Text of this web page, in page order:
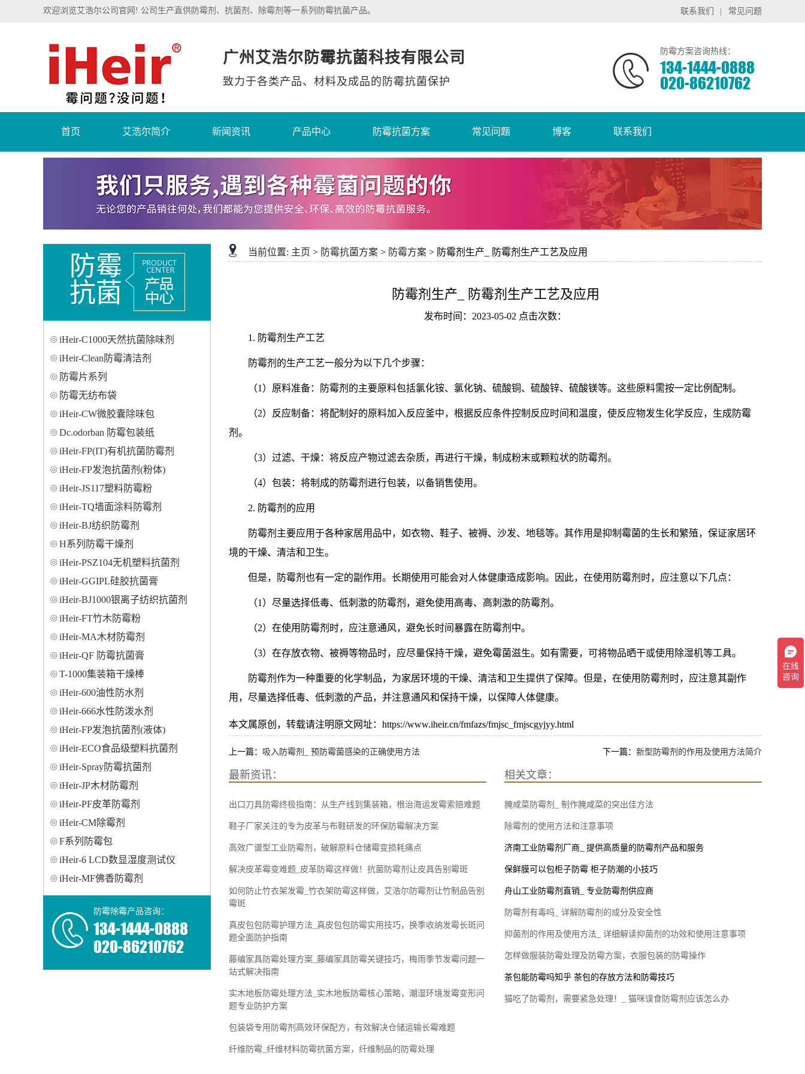
欢迎浏览艾浩尔公司官网! 公司生产直供防霉剂、抗菌剂、除霉剂等一系列防霉抗菌产品。 联系我们 常见问题
广州艾浩尔防霉抗菌科技有限公司
致力于各类产品、材料及成品的防霉抗菌保护
防霉方案咨询热线：
134-1444-0888
020-86210762
首页 艾浩尔简介 新闻资讯 产品中心 防霉抗菌方案 常见问题 博客 联系我们
防霉
抗菌
iHeir-C1000天然抗菌除味剂
iHeir-Clean防霉清洁剂
防霉片系列
防霉无纺布袋
iHeir-CW微胶囊除味包
Dc.odorban 防霉包装纸
iHeir-FP(IT)有机抗菌防霉剂
iHeir-FP发泡抗菌剂(粉体)
iHeir-JS117塑料防霉粉
iHeir-TQ墙面涂料防霉剂
iHeir-BJ纺织防霉剂
H系列防霉干燥剂
iHeir-PSZ104无机塑料抗菌剂
iHeir-GGIPL硅胶抗菌膏
iHeir-BJ1000银离子纺织抗菌剂
iHeir-FT竹木防霉粉
iHeir-MA木材防霉剂
iHeir-QF 防霉抗菌膏
T-1000集装箱干燥棒
iHeir-600油性防水剂
iHeir-666水性防泼水剂
iHeir-FP发泡抗菌剂(液体)
iHeir-ECO食品级塑料抗菌剂
iHeir-Spray防霉抗菌剂
iHeir-JP木材防霉剂
iHeir-PF皮革防霉剂
iHeir-CM除霉剂
F系列防霉包
iHeir-6 LCD数显湿度测试仪
iHeir-MF佛香防霉剂
防霉除霉产品咨询：
134-1444-0888
020-86210762
当前位置: 主页 > 防霉抗菌方案 > 防霉方案 > 防霉剂生产_ 防霉剂生产工艺及应用
防霉剂生产_ 防霉剂生产工艺及应用
发布时间：2023-05-02 点击次数：
1. 防霉剂生产工艺
防霉剂的生产工艺一般分为以下几个步骤：
（1）原料准备：防霉剂的主要原料包括氯化铵、氯化钠、硫酸铜、硫酸锌、硫酸镁等。这些原料需按一定比例配制。
（2）反应制备：将配制好的原料加入反应釜中，根据反应条件控制反应时间和温度，使反应物发生化学反应，生成防霉
剂。
（3）过滤、干燥：将反应产物过滤去杂质，再进行干燥，制成粉末或颗粒状的防霉剂。
（4）包装：将制成的防霉剂进行包装，以备销售使用。
2. 防霉剂的应用
防霉剂主要应用于各种家居用品中，如衣物、鞋子、被褥、沙发、地毯等。其作用是抑制霉菌的生长和繁殖，保证家居环
境的干燥、清洁和卫生。
但是，防霉剂也有一定的副作用。长期使用可能会对人体健康造成影响。因此，在使用防霉剂时，应注意以下几点：
（1）尽量选择低毒、低刺激的防霉剂，避免使用高毒、高刺激的防霉剂。
（2）在使用防霉剂时，应注意通风，避免长时间暴露在防霉剂中。
（3）在存放衣物、被褥等物品时，应尽量保持干燥，避免霉菌滋生。如有需要，可将物品晒干或使用除湿机等工具。
防霉剂作为一种重要的化学制品，为家居环境的干燥、清洁和卫生提供了保障。但是，在使用防霉剂时，应注意其副作
用，尽量选择低毒、低刺激的产品，并注意通风和保持干燥，以保障人体健康。
本文属原创，转载请注明原文网址：https://www.iheir.cn/fmfazs/fmjsc_fmjscgyjyy.html
上一篇： 吸入防霉剂_ 预防霉菌感染的正确使用方法 下一篇： 新型防霉剂的作用及使用方法简介
最新资讯：
出口刀具防霉终极指南：从生产线到集装箱，根治海运发霉索赔难题
鞋子厂家关注的专为皮革与布鞋研发的环保防霉解决方案
高效广谱型工业防霉剂，破解原料仓储霉变损耗痛点
解决皮革霉变难题_皮革防霉这样做！抗菌防霉剂让皮具告别霉斑
如何防止竹衣架发霉_竹衣架防霉这样做，艾浩尔防霉剂让竹制品告别
霉斑
真皮包包防霉护理方法_真皮包包防霉实用技巧，换季收纳发霉长斑问
题全面防护指南
藤编家具防霉处理方案_藤编家具防霉关键技巧，梅雨季节发霉问题一
站式解决指南
实木地板防霉处理方法_实木地板防霉核心策略，潮湿环境发霉变形问
题专业防护方案
包装袋专用防霉剂高效环保配方，有效解决仓储运输长霉难题
纤维防霉_纤维材料防霉抗菌方案，纤维制品的防霉处理
相关文章：
腌咸菜防霉剂_ 制作腌咸菜的突出佳方法
除霉剂的使用方法和注意事项
济南工业防霉剂厂商_ 提供高质量的防霉剂产品和服务
保鲜膜可以包柜子防霉 柜子防潮的小技巧
舟山工业防霉剂直销_ 专业防霉剂供应商
防霉剂有毒吗_ 详解防霉剂的成分及安全性
抑菌剂的作用及使用方法_ 详细解读抑菌剂的功效和使用注意事项
怎样做服装防霉处理及防霉方案，衣服包装的防霉操作
茶包能防霉吗知乎 茶包的存放方法和防霉技巧
猫吃了防霉剂，需要紧急处理！_ 猫咪误食防霉剂应该怎么办